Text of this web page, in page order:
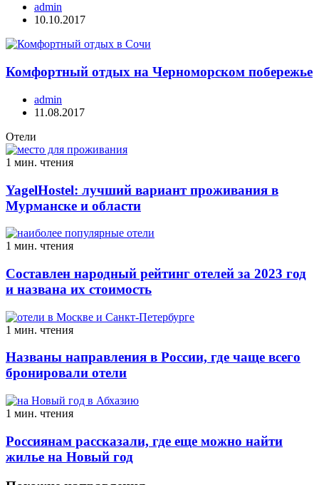
admin
10.10.2017
Комфортный отдых на Черноморском побережье
admin
11.08.2017
Отели
1 мин. чтения
YagelHostel: лучший вариант проживания в
Мурманске и области
1 мин. чтения
Составлен народный рейтинг отелей за 2023 год
и названа их стоимость
1 мин. чтения
Названы направления в России, где чаще всего
бронировали отели
1 мин. чтения
Россиянам рассказали, где еще можно найти
жилье на Новый год